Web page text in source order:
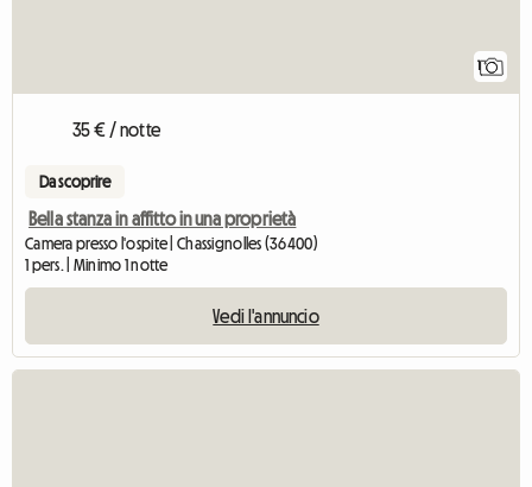
1
35 € / notte
Da scoprire
Bella stanza in affitto in una proprietà
Camera presso l'ospite | Chassignolles (36400)
1 pers. | Minimo 1 notte
Vedi l'annuncio